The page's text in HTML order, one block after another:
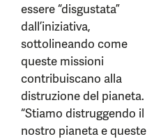
essere “disgustata”
dall’iniziativa,
sottolineando come
queste missioni
contribuiscano alla
distruzione del pianeta.
“Stiamo distruggendo il
nostro pianeta e queste